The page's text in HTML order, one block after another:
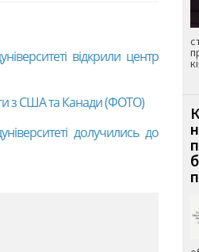
відкрили центр
з США та Канади (ФОТО)
долучились до